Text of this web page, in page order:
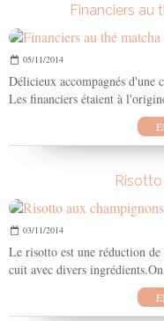
Financiers au
05/11/2014
Délicieux accompagnés d'une
Les financiers étaient à
03/11/2014
Le risotto est une réduction
cuit avec divers